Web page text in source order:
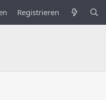
Registrieren